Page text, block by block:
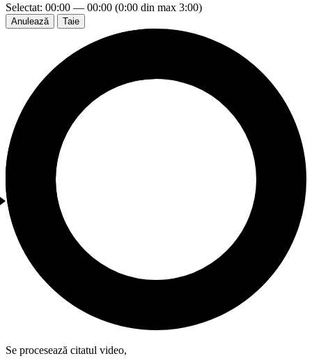
Selectat: 00:00 — 00:00 (0:00 din max 3:00)
Anulează Taie
Se procesează citatul video,